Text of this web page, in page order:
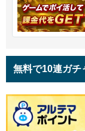
無料で10連ガチ